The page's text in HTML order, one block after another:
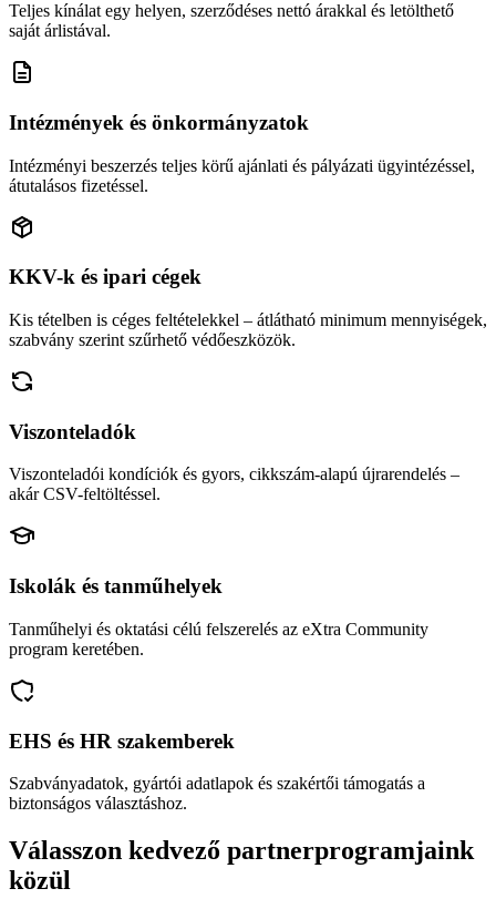
Teljes kínálat egy helyen, szerződéses nettó árakkal és letölthető
saját árlistával.
Intézmények és önkormányzatok
Intézményi beszerzés teljes körű ajánlati és pályázati ügyintézéssel,
átutalásos fizetéssel.
KKV-k és ipari cégek
Kis tételben is céges feltételekkel – átlátható minimum mennyiségek,
szabvány szerint szűrhető védőeszközök.
Viszonteladók
Viszonteladói kondíciók és gyors, cikkszám-alapú újrarendelés –
akár CSV-feltöltéssel.
Iskolák és tanműhelyek
Tanműhelyi és oktatási célú felszerelés az eXtra Community
program keretében.
EHS és HR szakemberek
Szabványadatok, gyártói adatlapok és szakértői támogatás a
biztonságos választáshoz.
Válasszon kedvező partnerprogramjaink
közül